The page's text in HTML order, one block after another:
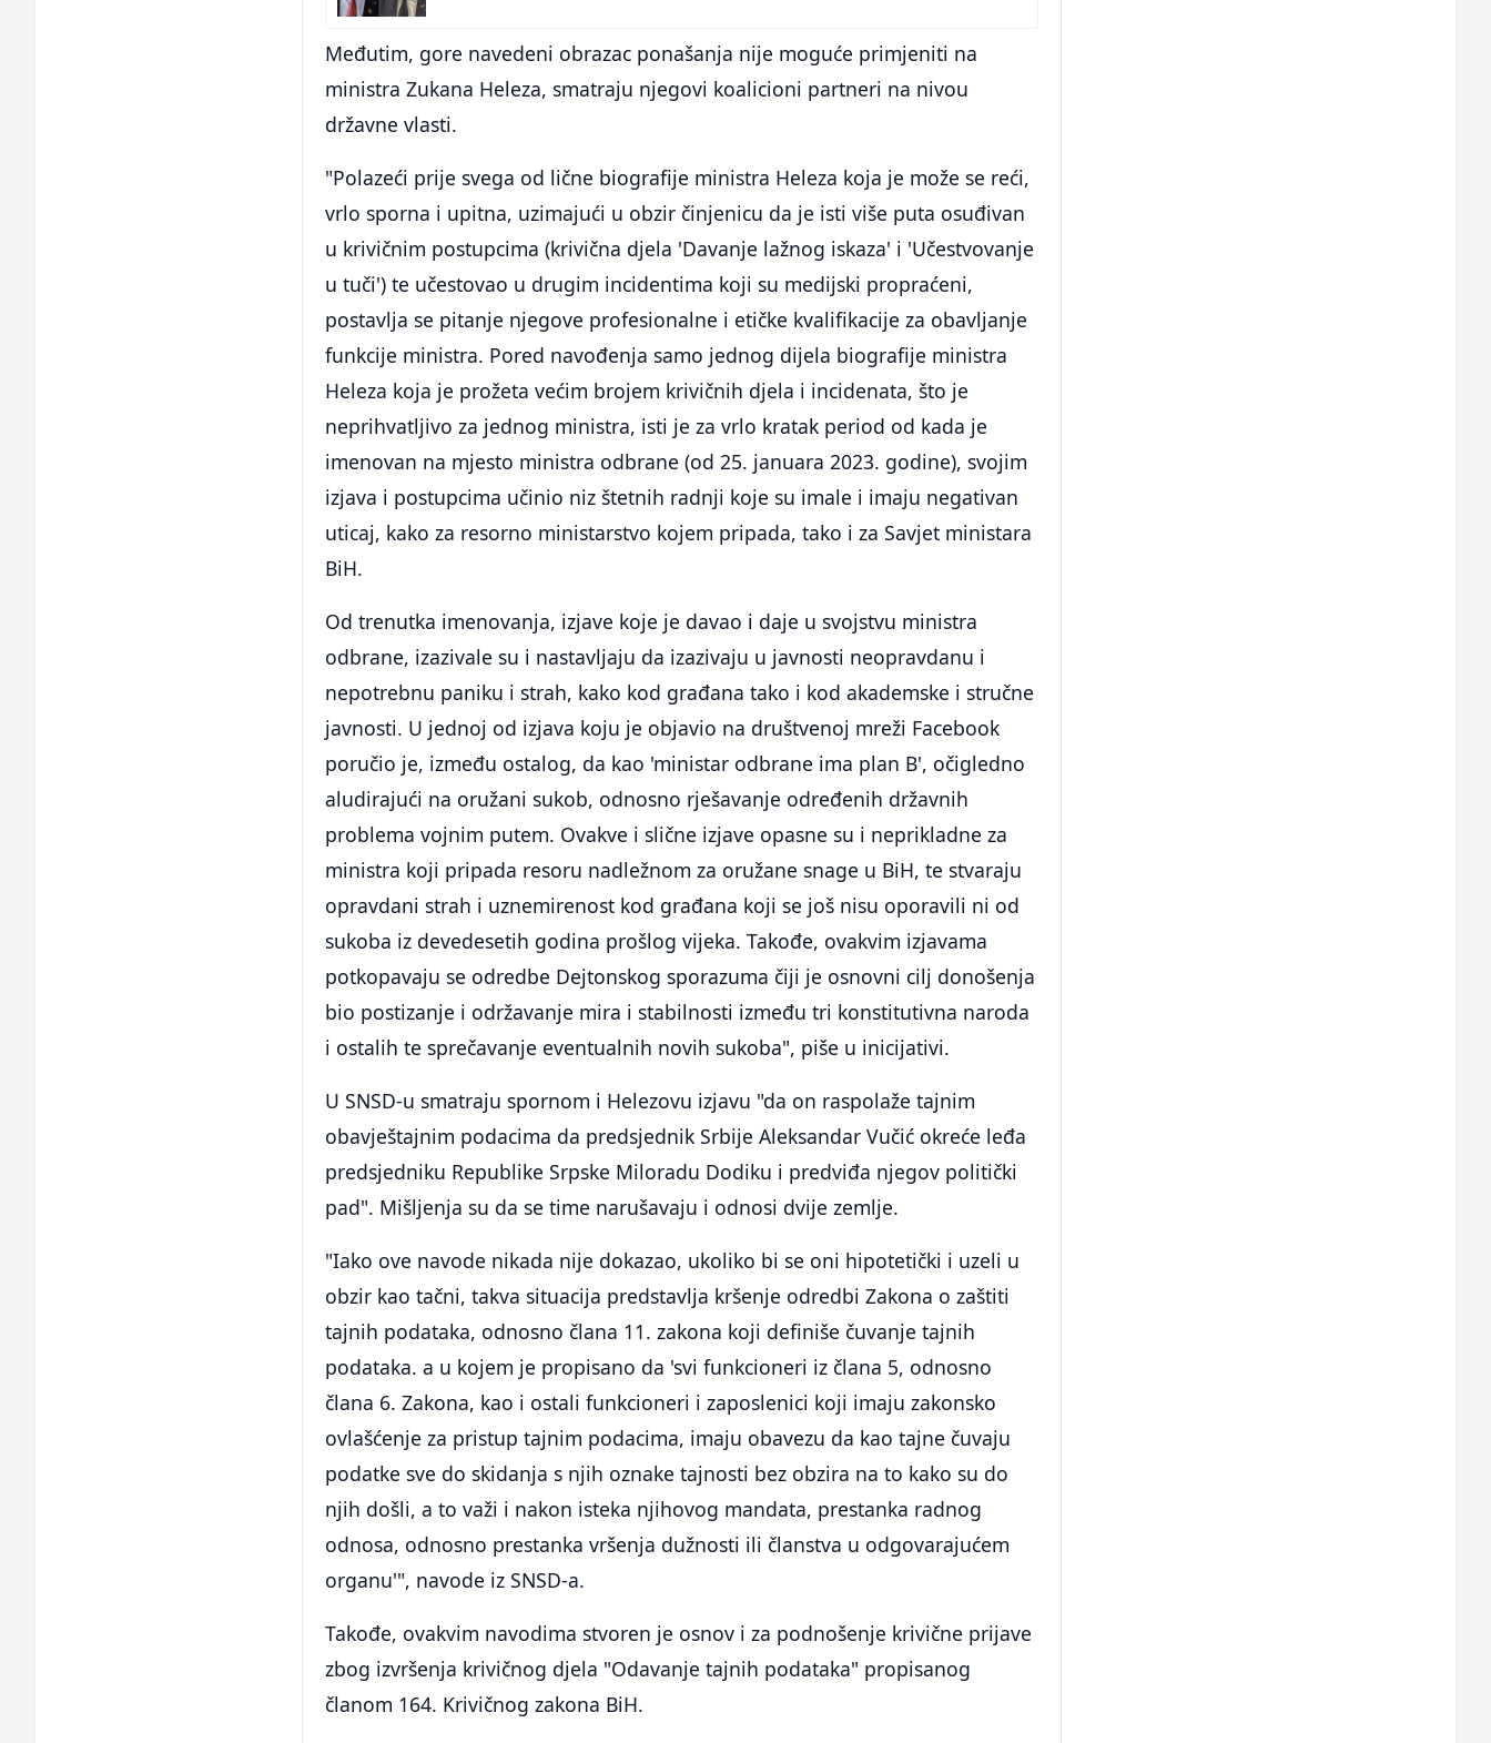
Međutim, gore navedeni obrazac ponašanja nije moguće primjeniti na
ministra Zukana Heleza, smatraju njegovi koalicioni partneri na nivou
državne vlasti.
"Polazeći prije svega od lične biografije ministra Heleza koja je može se reći,
vrlo sporna i upitna, uzimajući u obzir činjenicu da je isti više puta osuđivan
u krivičnim postupcima (krivična djela 'Davanje lažnog iskaza' i 'Učestvovanje
u tuči') te učestovao u drugim incidentima koji su medijski propraćeni,
postavlja se pitanje njegove profesionalne i etičke kvalifikacije za obavljanje
funkcije ministra. Pored navođenja samo jednog dijela biografije ministra
Heleza koja je prožeta većim brojem krivičnih djela i incidenata, što je
neprihvatljivo za jednog ministra, isti je za vrlo kratak period od kada je
imenovan na mjesto ministra odbrane (od 25. januara 2023. godine), svojim
izjava i postupcima učinio niz štetnih radnji koje su imale i imaju negativan
uticaj, kako za resorno ministarstvo kojem pripada, tako i za Savjet ministara
BiH.
Od trenutka imenovanja, izjave koje je davao i daje u svojstvu ministra
odbrane, izazivale su i nastavljaju da izazivaju u javnosti neopravdanu i
nepotrebnu paniku i strah, kako kod građana tako i kod akademske i stručne
javnosti. U jednoj od izjava koju je objavio na društvenoj mreži Facebook
poručio je, između ostalog, da kao 'ministar odbrane ima plan B', očigledno
aludirajući na oružani sukob, odnosno rješavanje određenih državnih
problema vojnim putem. Ovakve i slične izjave opasne su i neprikladne za
ministra koji pripada resoru nadležnom za oružane snage u BiH, te stvaraju
opravdani strah i uznemirenost kod građana koji se još nisu oporavili ni od
sukoba iz devedesetih godina prošlog vijeka. Takođe, ovakvim izjavama
potkopavaju se odredbe Dejtonskog sporazuma čiji je osnovni cilj donošenja
bio postizanje i održavanje mira i stabilnosti između tri konstitutivna naroda
i ostalih te sprečavanje eventualnih novih sukoba", piše u inicijativi.
U SNSD-u smatraju spornom i Helezovu izjavu "da on raspolaže tajnim
obavještajnim podacima da predsjednik Srbije Aleksandar Vučić okreće leđa
predsjedniku Republike Srpske Miloradu Dodiku i predviđa njegov politički
pad". Mišljenja su da se time narušavaju i odnosi dvije zemlje.
"Iako ove navode nikada nije dokazao, ukoliko bi se oni hipotetički i uzeli u
obzir kao tačni, takva situacija predstavlja kršenje odredbi Zakona o zaštiti
tajnih podataka, odnosno člana 11. zakona koji definiše čuvanje tajnih
podataka. a u kojem je propisano da 'svi funkcioneri iz člana 5, odnosno
člana 6. Zakona, kao i ostali funkcioneri i zaposlenici koji imaju zakonsko
ovlašćenje za pristup tajnim podacima, imaju obavezu da kao tajne čuvaju
podatke sve do skidanja s njih oznake tajnosti bez obzira na to kako su do
njih došli, a to važi i nakon isteka njihovog mandata, prestanka radnog
odnosa, odnosno prestanka vršenja dužnosti ili članstva u odgovarajućem
organu'", navode iz SNSD-a.
Takođe, ovakvim navodima stvoren je osnov i za podnošenje krivične prijave
zbog izvršenja krivičnog djela "Odavanje tajnih podataka" propisanog
članom 164. Krivičnog zakona BiH.